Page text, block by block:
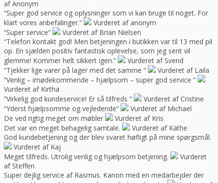
af Anonym
“Super god service og oplysninger som vi kan bruge til noget. For
klart vores anbefalinger.”
Vurderet af anonym
“Super service”
Vurderet af Brian Nielsen
“Telefon kontakt god! Men betjeningen i butikken var til 13 med pil
op. En sjælden positiv fantastisk oplevelse, som jeg sent vil
glemme! Kommer helt sikkert igen.”
Vurderet af Svend
“Tjekker lige varer på lager med det samme “
Vurderet af Laila
“Venlig – imødekommende – hjælpsom – super god service “
Vurderet af Kirtha
“Virkelig god kundeservice! Er så tilfreds “
Vurderet af Cristine
“Yderst hjælpsomme og vejledende”
Vurderet af Michael
De ved rigtig meget om møbler
Vurderet af Kris
Det var en meget behagelig samtale.
Vurderet af Käthe
God kundebetjening og der blev svaret høfligt på mine spørgsmål.
Vurderet af Kaj
Meget tilfreds. Utrolig venlig og hjælpsom betjening.
Vurderet
af Steffen
Super dejlig service af Rasmus. Kanon med en medarbejder der